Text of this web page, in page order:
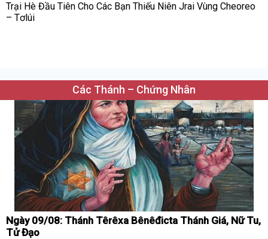
Trại Hè Đầu Tiên Cho Các Bạn Thiếu Niên Jrai Vùng Cheoreo
– Tơlúi
Các Thánh – Chứng Nhân
Ngày 09/08: Thánh Têrêxa Bênêđicta Thánh Giá, Nữ Tu,
Tử Đạo